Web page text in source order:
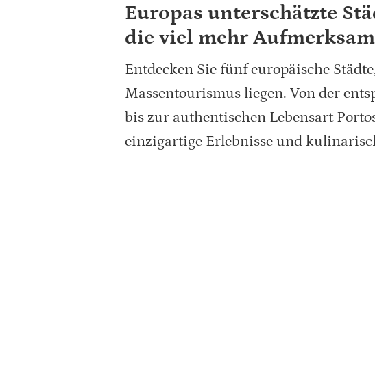
Europas unterschätzte
die viel mehr
Entdecken Sie fünf europäische
Massentourismus liegen. Von der
bis zur authentischen Lebensart
einzigartige Erlebnisse und